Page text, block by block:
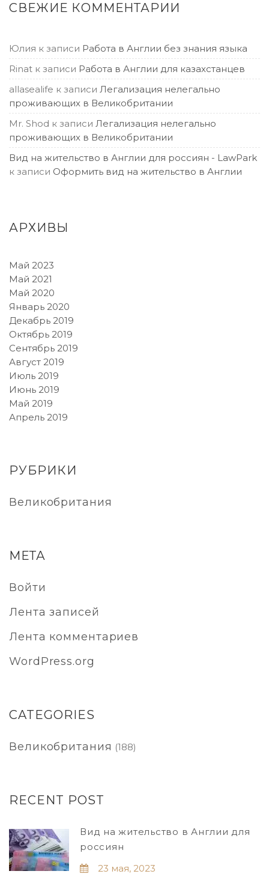
СВЕЖИЕ КОММЕНТАРИИ
Юлия к записи Работа в Англии без знания языка
Rinat к записи Работа в Англии для казахстанцев
allasealife к записи Легализация нелегально
проживающих в Великобритании
Mr. Shod к записи Легализация нелегально
проживающих в Великобритании
Вид на жительство в Англии для россиян - LawPark
к записи Оформить вид на жительство в Англии
АРХИВЫ
Май 2023
Май 2021
Май 2020
Январь 2020
Декабрь 2019
Октябрь 2019
Сентябрь 2019
Август 2019
Июль 2019
Июнь 2019
Май 2019
Апрель 2019
РУБРИКИ
Великобритания
МЕТА
Войти
Лента записей
Лента комментариев
WordPress.org
CATEGORIES
Великобритания (188)
RECENT POST
Вид на жительство в Англии для
россиян
23 мая, 2023